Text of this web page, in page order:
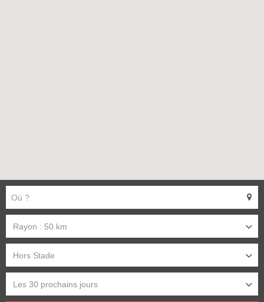
Rayon : 50 km
Hors Stade
Les 30 prochains jours